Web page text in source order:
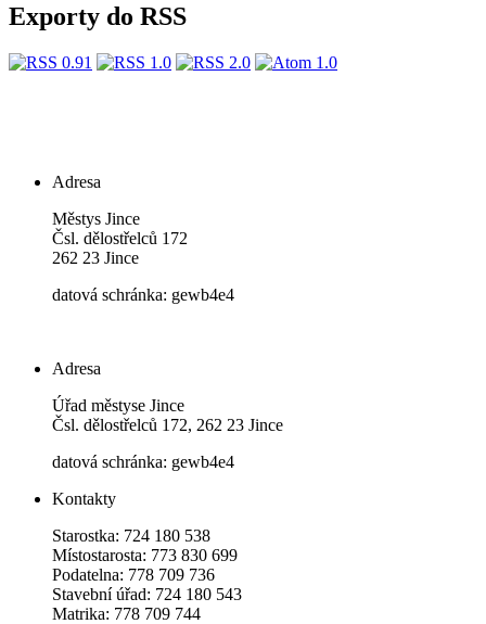
Exporty do RSS
Adresa
Městys Jince
Čsl. dělostřelců 172
262 23 Jince
datová schránka: gewb4e4
Adresa
Úřad městyse Jince
Čsl. dělostřelců 172, 262 23 Jince
datová schránka: gewb4e4
Kontakty
Starostka: 724 180 538
Místostarosta: 773 830 699
Podatelna: 778 709 736
Stavební úřad: 724 180 543
Matrika: 778 709 744